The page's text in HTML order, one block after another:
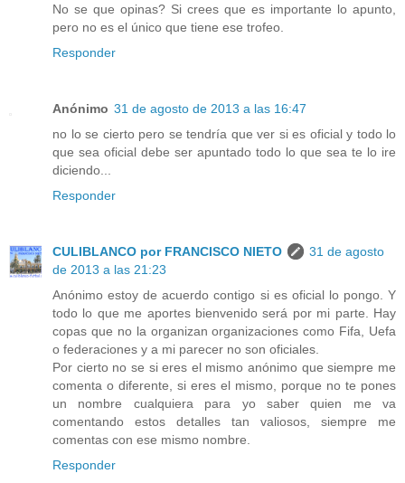
No se que opinas? Si crees que es importante lo apunto,
pero no es el único que tiene ese trofeo.
Responder
Anónimo 31 de agosto de 2013 a las 16:47
no lo se cierto pero se tendría que ver si es oficial y todo lo
que sea oficial debe ser apuntado todo lo que sea te lo ire
diciendo...
Responder
CULIBLANCO por FRANCISCO NIETO
31 de agosto
de 2013 a las 21:23
Anónimo estoy de acuerdo contigo si es oficial lo pongo. Y
todo lo que me aportes bienvenido será por mi parte. Hay
copas que no la organizan organizaciones como Fifa, Uefa
o federaciones y a mi parecer no son oficiales.
Por cierto no se si eres el mismo anónimo que siempre me
comenta o diferente, si eres el mismo, porque no te pones
un nombre cualquiera para yo saber quien me va
comentando estos detalles tan valiosos, siempre me
comentas con ese mismo nombre.
Responder